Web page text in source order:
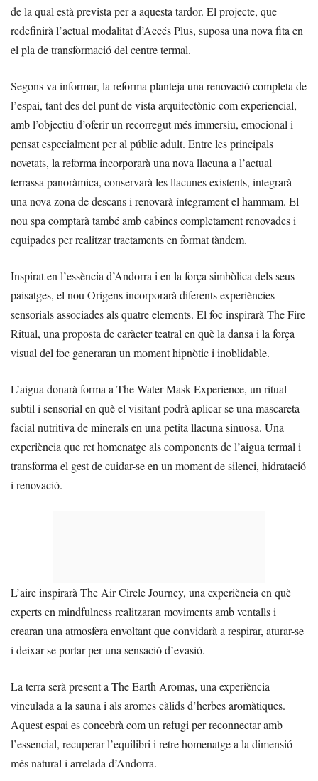
de la qual està prevista per a aquesta tardor. El projecte, que
redefinirà l’actual modalitat d’Accés Plus, suposa una nova fita en
el pla de transformació del centre termal.
Segons va informar, la reforma planteja una renovació completa de
l’espai, tant des del punt de vista arquitectònic com experiencial,
amb l’objectiu d’oferir un recorregut més immersiu, emocional i
pensat especialment per al públic adult. Entre les principals
novetats, la reforma incorporarà una nova llacuna a l’actual
terrassa panoràmica, conservarà les llacunes existents, integrarà
una nova zona de descans i renovarà íntegrament el hammam. El
nou spa comptarà també amb cabines completament renovades i
equipades per realitzar tractaments en format tàndem.
Inspirat en l’essència d’Andorra i en la força simbòlica dels seus
paisatges, el nou Orígens incorporarà diferents experiències
sensorials associades als quatre elements. El foc inspirarà The Fire
Ritual, una proposta de caràcter teatral en què la dansa i la força
visual del foc generaran un moment hipnòtic i inoblidable.
L’aigua donarà forma a The Water Mask Experience, un ritual
subtil i sensorial en què el visitant podrà aplicar-se una mascareta
facial nutritiva de minerals en una petita llacuna sinuosa. Una
experiència que ret homenatge als components de l’aigua termal i
transforma el gest de cuidar-se en un moment de silenci, hidratació
i renovació.
L’aire inspirarà The Air Circle Journey, una experiència en què
experts en mindfulness realitzaran moviments amb ventalls i
crearan una atmosfera envoltant que convidarà a respirar, aturar-se
i deixar-se portar per una sensació d’evasió.
La terra serà present a The Earth Aromas, una experiència
vinculada a la sauna i als aromes càlids d’herbes aromàtiques.
Aquest espai es concebrà com un refugi per reconnectar amb
l’essencial, recuperar l’equilibri i retre homenatge a la dimensió
més natural i arrelada d’Andorra.